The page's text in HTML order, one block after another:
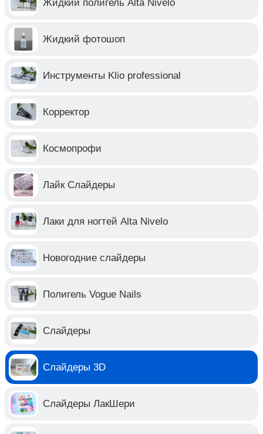
Жидкий полигель Alta Nivelo
Жидкий фотошоп
Инструменты Klio professional
Корректор
Космопрофи
Лайк Слайдеры
Лаки для ногтей Alta Nivelo
Новогодние слайдеры
Полигель Vogue Nails
Слайдеры
Слайдеры 3D
Слайдеры ЛакШери